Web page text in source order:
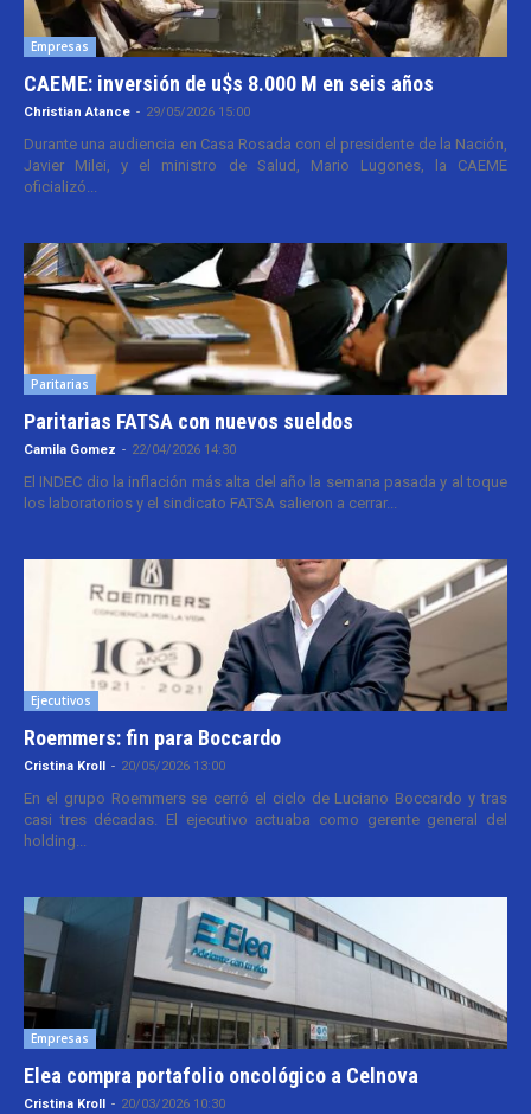
Empresas
CAEME: inversión de u$s 8.000 M en seis años
Christian Atance - 29/05/2026 15:00
Durante una audiencia en Casa Rosada con el presidente de la Nación,
Javier Milei, y el ministro de Salud, Mario Lugones, la CAEME
oficializó...
Paritarias
Paritarias FATSA con nuevos sueldos
Camila Gomez - 22/04/2026 14:30
El INDEC dio la inflación más alta del año la semana pasada y al toque
los laboratorios y el sindicato FATSA salieron a cerrar...
Ejecutivos
Roemmers: fin para Boccardo
Cristina Kroll - 20/05/2026 13:00
En el grupo Roemmers se cerró el ciclo de Luciano Boccardo y tras
casi tres décadas. El ejecutivo actuaba como gerente general del
holding...
Empresas
Elea compra portafolio oncológico a Celnova
Cristina Kroll - 20/03/2026 10:30